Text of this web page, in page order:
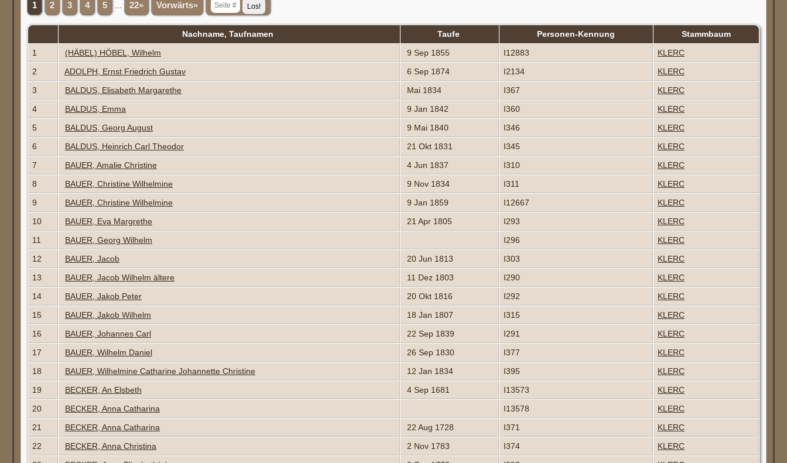
1 2 3 4 5 22» Vorwärts»
Nachname, Taufnamen Taufe Personen-Kennung
Stammbaum
1
(HÄBEL) HÖBEL, Wilhelm 9 Sep 1855 I12883
KLERC
2
ADOLPH, Ernst Friedrich Gustav 6 Sep 1874 I2134
KLERC
3
BALDUS, Elisabeth Margarethe Mai 1834 I367
KLERC
4
BALDUS, Emma 9 Jan 1842 I360
KLERC
5
BALDUS, Georg August 9 Mai 1840 I346
KLERC
6
BALDUS, Heinrich Carl Theodor 21 Okt 1831 I345
KLERC
7
BAUER, Amalie Christine 4 Jun 1837 I310
KLERC
8
BAUER, Christine Wilhelmine 9 Nov 1834 I311
KLERC
9
BAUER, Christine Wilhelmine 9 Jan 1859 I12667
KLERC
10
BAUER, Eva Margrethe 21 Apr 1805 I293
KLERC
11
BAUER, Georg Wilhelm I296
KLERC
12
BAUER, Jacob 20 Jun 1813 I303
KLERC
13
BAUER, Jacob Wilhelm ältere 11 Dez 1803 I290
KLERC
14
BAUER, Jakob Peter 20 Okt 1816 I292
KLERC
15
BAUER, Jakob Wilhelm 18 Jan 1807 I315
KLERC
16
BAUER, Johannes Carl 22 Sep 1839 I291
KLERC
17
BAUER, Wilhelm Daniel 26 Sep 1830 I377
KLERC
18
BAUER, Wilhelmine Catharine Johannette Christine 12 Jan 1834 I395
KLERC
19
BECKER, An Elsbeth 4 Sep 1681 I13573
KLERC
20
BECKER, Anna Catharina I13578
KLERC
21
BECKER, Anna Catharina 22 Aug 1728 I371
KLERC
22
BECKER, Anna Christina 2 Nov 1783 I374
KLERC